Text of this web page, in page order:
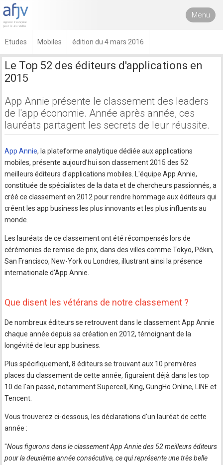
Menu
Etudes Mobiles édition du 4 mars 2016
Le Top 52 des éditeurs d'applications en
2015
App Annie présente le classement des leaders
de l'app économie. Année après année, ces
lauréats partagent les secrets de leur réussite.
App Annie, la plateforme analytique dédiée aux applications
mobiles, présente aujourd'hui son classement 2015 des 52
meilleurs éditeurs d'applications mobiles. L'équipe App Annie,
constituée de spécialistes de la data et de chercheurs passionnés, a
créé ce classement en 2012 pour rendre hommage aux éditeurs qui
créent les app business les plus innovants et les plus influents au
monde.
Les lauréats de ce classement ont été récompensés lors de
cérémonies de remise de prix, dans des villes comme Tokyo, Pékin,
San Francisco, New-York ou Londres, illustrant ainsi la présence
internationale d'App Annie.
Que disent les vétérans de notre classement ?
De nombreux éditeurs se retrouvent dans le classement App Annie
chaque année depuis sa création en 2012, témoignant de la
longévité de leur app business.
Plus spécifiquement, 8 éditeurs se trouvant aux 10 premières
places du classement de cette année, figuraient déjà dans les top
10 de l'an passé, notamment Supercell, King, GungHo Online, LINE et
Tencent.
Vous trouverez ci-dessous, les déclarations d'un lauréat de cette
année :
"Nous figurons dans le classement App Annie des 52 meilleurs éditeurs
pour la deuxième année consécutive, ce qui représente une très belle